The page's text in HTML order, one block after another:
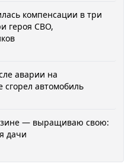
компенсации в три
героя СВО,
аварии на
автомобиль
— выращиваю свою:
дачи